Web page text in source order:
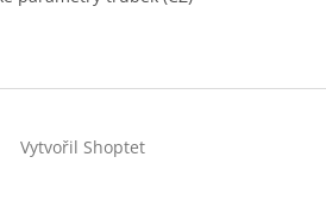
Vytvořil Shoptet